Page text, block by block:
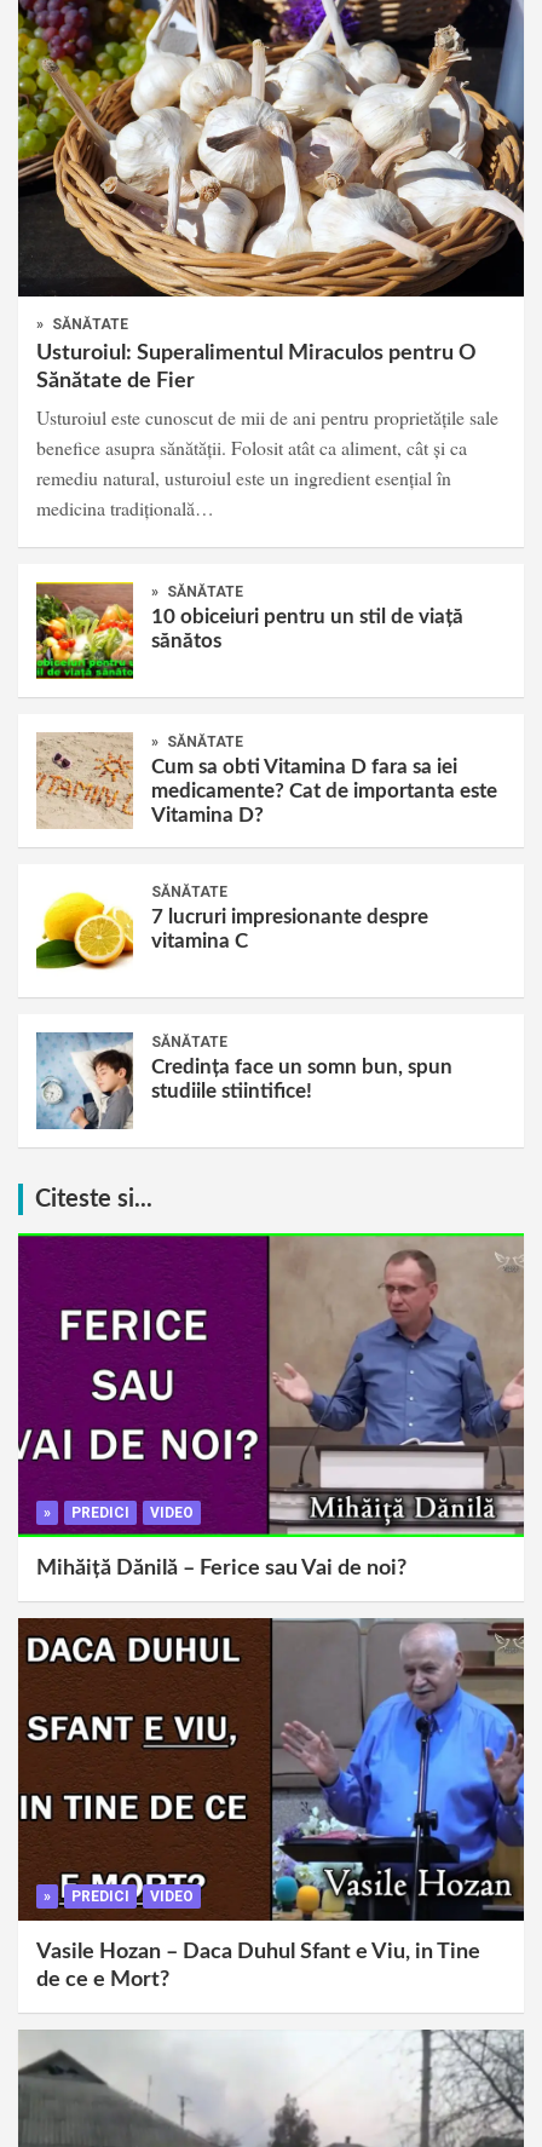
» SĂNĂTATE
Usturoiul: Superalimentul Miraculos pentru O
Sănătate de Fier
Usturoiul este cunoscut de mii de ani pentru proprietățile sale
benefice asupra sănătății. Folosit atât ca aliment, cât și ca
remediu natural, usturoiul este un ingredient esențial în
medicina tradițională…
» SĂNĂTATE
10 obiceiuri pentru un stil de viață
sănătos
» SĂNĂTATE
Cum sa obti Vitamina D fara sa iei
medicamente? Cat de importanta este
Vitamina D?
SĂNĂTATE
7 lucruri impresionante despre
vitamina C
SĂNĂTATE
Credința face un somn bun, spun
studiile stiintifice!
Citeste si...
» PREDICI VIDEO
Mihăiță Dănilă – Ferice sau Vai de noi?
» PREDICI VIDEO
Vasile Hozan – Daca Duhul Sfant e Viu, in Tine
de ce e Mort?